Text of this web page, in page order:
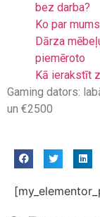
bez darba?
Ko par
Dārza
piemēroto
Kā ierakstīt
Gaming dators:
un €2500